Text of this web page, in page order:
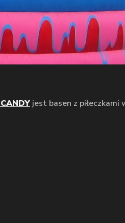
jest basen z piłeczkami